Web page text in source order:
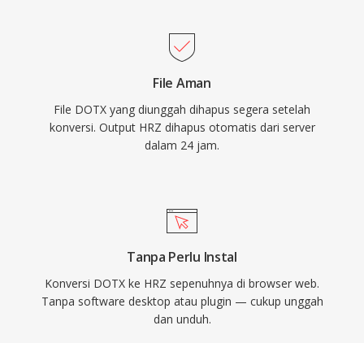
File Aman
File DOTX yang diunggah dihapus segera setelah
konversi. Output HRZ dihapus otomatis dari server
dalam 24 jam.
Tanpa Perlu Instal
Konversi DOTX ke HRZ sepenuhnya di browser web.
Tanpa software desktop atau plugin — cukup unggah
dan unduh.